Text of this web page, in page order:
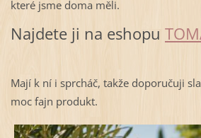
které jsme doma měli.
Najdete ji na eshopu
Mají k ní i sprcháč, takže doporučuji
moc fajn produkt.